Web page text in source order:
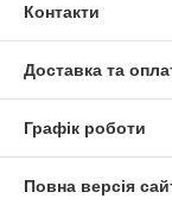
Контакти
Доставка та
Графік роботи
Повна версія